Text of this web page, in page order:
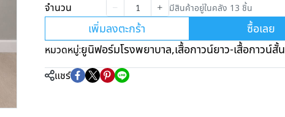
จำนวน มีสินค้าอยู่ในคลัง 13 ชิ้น
เพิ่มลงตะกร้า ซื้อเลย
หมวดหมู่:ยูนิฟอร์มโรงพยาบาล,เสื้อกาวน์ยาว-เสื้อกาวน์สั้น
แชร์